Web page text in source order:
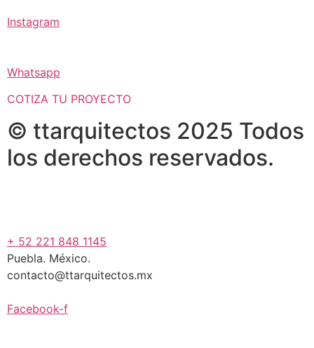
Instagram
Whatsapp
COTIZA TU PROYECTO
© ttarquitectos 2025 Todos
los derechos reservados.
+ 52 221 848 1145
Puebla. México.
contacto@ttarquitectos.mx
Facebook-f